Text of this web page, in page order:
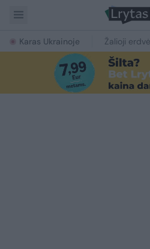
Karas Ukrainoje Žalioji erdvė